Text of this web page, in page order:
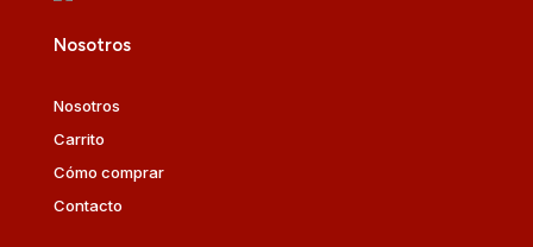
Nosotros
Nosotros
Carrito
Cómo comprar
Contacto